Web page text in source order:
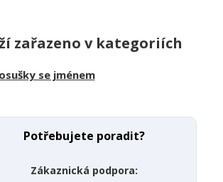
zařazeno v kategoriích
se jménem
Potřebujete poradit?
Zákaznická podpora: